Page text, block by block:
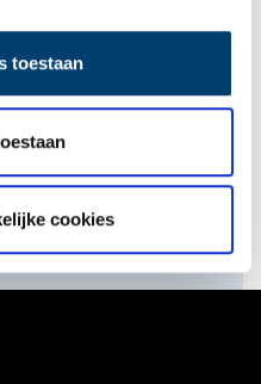
toestaan
cookies